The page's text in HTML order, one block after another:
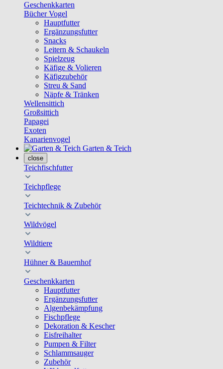
Geschenkkarten
Bücher Vogel
Hauptfutter
Ergänzungsfutter
Snacks
Leitern & Schaukeln
Spielzeug
Käfige & Volieren
Käfigzubehör
Streu & Sand
Näpfe & Tränken
Wellensittich
Großsittich
Papagei
Exoten
Kanarienvogel
Garten & Teich
close
Teichfischfutter
Teichpflege
Teichtechnik & Zubehör
Wildvögel
Wildtiere
Hühner & Bauernhof
Geschenkkarten
Hauptfutter
Ergänzungsfutter
Algenbekämpfung
Fischpflege
Dekoration & Kescher
Eisfreihalter
Pumpen & Filter
Schlammsauger
Zubehör